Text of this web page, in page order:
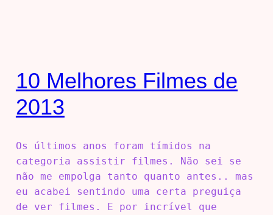
10 Melhores Filmes de
2013
Os últimos anos foram tímidos na
categoria assistir filmes. Não sei se
não me empolga tanto quanto antes.. mas
eu acabei sentindo uma certa preguiça
de ver filmes. E por incrível que